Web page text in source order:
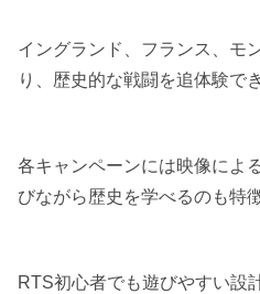
イングランド、フランス、モ
り、歴史的な戦闘を追体験で
各キャンペーンには映像によ
びながら歴史を学べるのも特
RTS初心者でも遊びやすい設